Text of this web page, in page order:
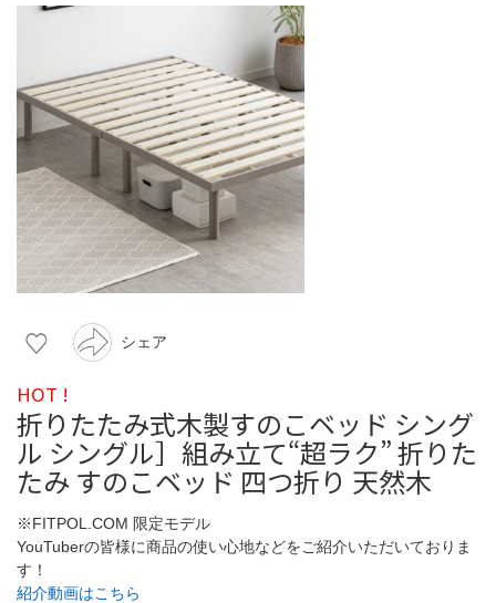
シェア
HOT !
折りたたみ式木製すのこベッド シング
ル シングル］組み立て“超ラク” 折りた
たみ すのこベッド 四つ折り 天然木
※FITPOL.COM 限定モデル
YouTuberの皆様に商品の使い心地などをご紹介いただいておりま
す！
紹介動画はこちら